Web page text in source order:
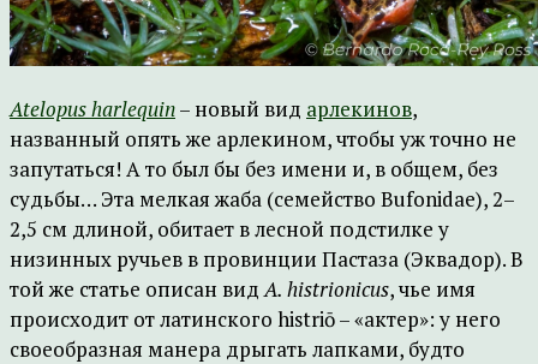
Atelopus harlequin– новый вид арлекинов,
названный опять же арлекином, чтобы уж точно не
запутаться! А то был бы без имени и, в общем, без
судьбы… Эта мелкая жаба (семейство Bufonidae), 2–
2,5 см длиной, обитает в лесной подстилке у
низинных ручьев в провинции Пастаза (Эквадор). В
той же статье описан видA. histrionicus, чье имя
происходит от латинского histriō – «актер»: у него
своеобразная манера дрыгать лапками, будто